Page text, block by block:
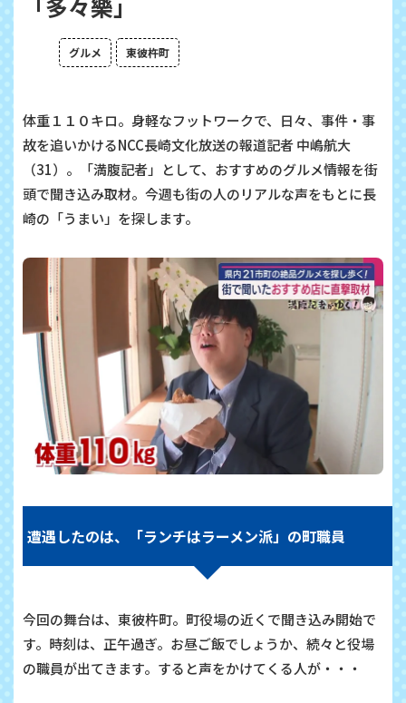
グルメ 東彼杵町
体重１１０キロ。身軽なフットワークで、日々、事件・事
故を追いかけるNCC長崎文化放送の報道記者 中嶋航大
（31）。「満腹記者」として、おすすめのグルメ情報を街
頭で聞き込み取材。今週も街の人のリアルな声をもとに長
崎の「うまい」を探します。
遭遇したのは、「ランチはラーメン派」の町職員
今回の舞台は、東彼杵町。町役場の近くで聞き込み開始で
す。時刻は、正午過ぎ。お昼ご飯でしょうか、続々と役場
の職員が出てきます。すると声をかけてくる人が・・・